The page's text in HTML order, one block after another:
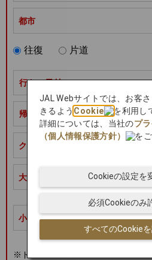
都市
往復 片道
行きの日付
帰りの日付
クラス
大人 ユ
小児 幼
※ドイツ鉄道を含むご旅程の場合
JAL Webサイトでは、お客
きるようCookie
を利用し
詳細については、当社のプ
（個人情報保護方針）
を
すべてのCookie
必須Cookieのみ
Cookieの設定を